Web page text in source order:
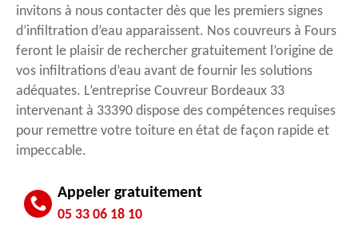
invitons à nous contacter dès que les premiers signes
d’infiltration d’eau apparaissent. Nos couvreurs à Fours
feront le plaisir de rechercher gratuitement l’origine de
vos infiltrations d’eau avant de fournir les solutions
adéquates. L’entreprise Couvreur Bordeaux 33
intervenant à 33390 dispose des compétences requises
pour remettre votre toiture en état de façon rapide et
impeccable.
Appeler gratuitement
05 33 06 18 10